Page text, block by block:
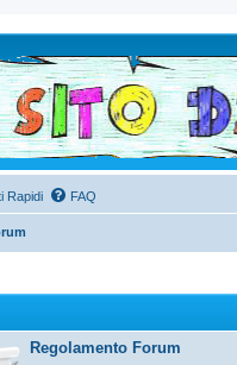
Rapidi FAQ
Regolamento Forum